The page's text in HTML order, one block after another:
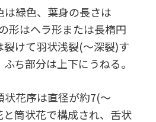
緑色、葉身の長さは
形はヘラ形または長楕円
けて羽状浅裂(～深裂)す
ち部分は上下にうねる。
花序は直径が約7(～
筒状花で構成され、舌状